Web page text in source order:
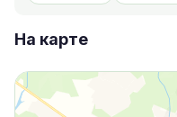
На карте